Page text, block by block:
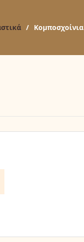
/ Κομποσχοίνια